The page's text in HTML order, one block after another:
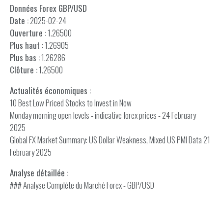
Données Forex GBP/USD
Date :2025-02-24
Ouverture :1.26500
Plus haut :1.26905
Plus bas :1.26286
Clôture :1.26500
Actualités économiques :
10 Best Low Priced Stocks to Invest in Now
Monday morning open levels - indicative forex prices - 24 February
2025
Global FX Market Summary: US Dollar Weakness, Mixed US PMI Data 21
February 2025
Analyse détaillée :
### Analyse Complète du Marché Forex - GBP/USD